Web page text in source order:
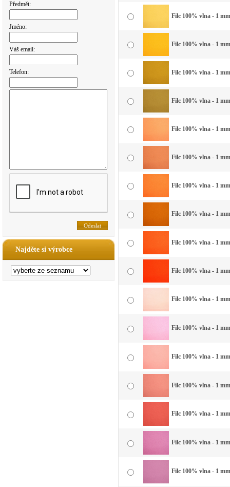
Předmět:
Jméno:
Váš email:
Telefon:
Najděte si výrobce
Filc 100% vlna - 1
Filc 100% vlna - 1
Filc 100% vlna - 1
Filc 100% vlna - 1
Filc 100% vlna - 1
Filc 100% vlna - 1
Filc 100% vlna - 1
Filc 100% vlna - 1
Filc 100% vlna - 1
Filc 100% vlna - 1
Filc 100% vlna - 1
Filc 100% vlna - 1
Filc 100% vlna - 1
Filc 100% vlna - 1
Filc 100% vlna - 1
Filc 100% vlna - 1
Filc 100% vlna - 1